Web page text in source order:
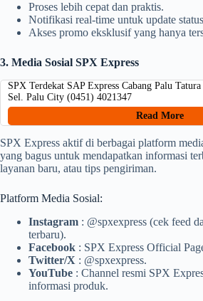
Proses lebih cepat dan praktis.
Notifikasi real-time untuk update
Akses promo eksklusif yang hanya
3. Media Sosial SPX Express
SPX Terdekat SAP Express Cabang Palu
Sel. Palu City (0451) 4021347
Read More
SPX Express aktif di berbagai platform
yang bagus untuk mendapatkan informasi
layanan baru, atau tips pengiriman.
Platform Media Sosial:
Instagram : @spxexpress (cek feed
terbaru).
Facebook : SPX Express Official
Twitter/X : @spxexpress.
YouTube : Channel resmi SPX
informasi produk.